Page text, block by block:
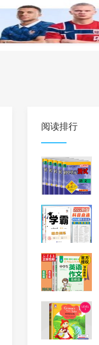
高中英语 英语课程
阅读排行